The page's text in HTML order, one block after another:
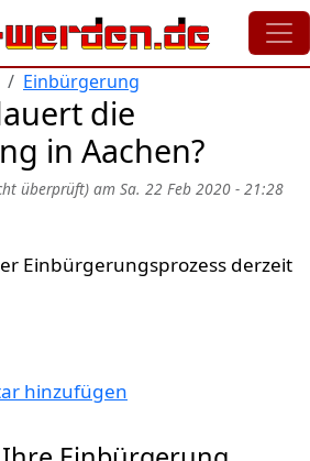
Einbürgerung
die
in Aachen?
überprüft) am Sa. 22 Feb 2020 - 21:28
Einbürgerungsprozess derzeit
hinzufügen